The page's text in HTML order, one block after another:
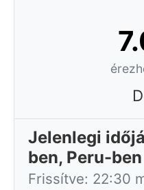
Jelenlegi
ben, Peru-ben
Frissítve: 22:30